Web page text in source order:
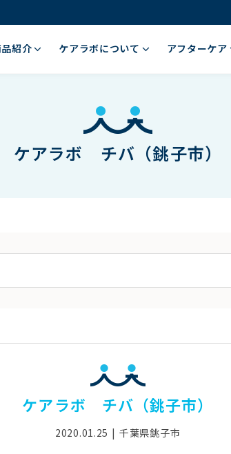
紹介 ケアラボについて アフターケア
ケアラボ チバ（銚子市）
ケアラボ チバ（銚子市）
2020.01.25 千葉県銚子市